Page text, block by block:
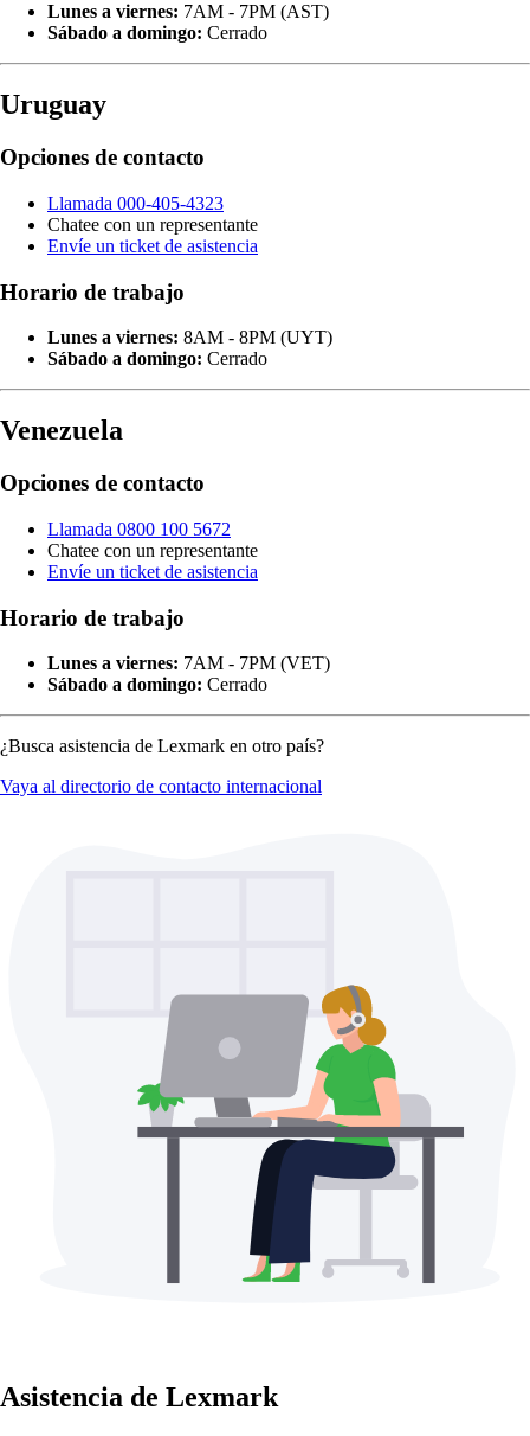
Lunes a viernes: 7AM - 7PM (AST)
Sábado a domingo: Cerrado
Uruguay
Opciones de contacto
Llamada 000-405-4323
Chatee con un representante
Envíe un ticket de asistencia
Horario de trabajo
Lunes a viernes: 8AM - 8PM (UYT)
Sábado a domingo: Cerrado
Venezuela
Opciones de contacto
Llamada 0800 100 5672
Chatee con un representante
Envíe un ticket de asistencia
Horario de trabajo
Lunes a viernes: 7AM - 7PM (VET)
Sábado a domingo: Cerrado
¿Busca asistencia de Lexmark en otro país?
Vaya al directorio de contacto internacional
Asistencia de Lexmark